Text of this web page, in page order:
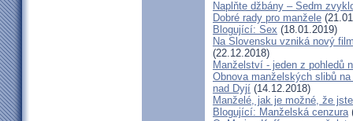
Naplňte džbány – Sedm
Dobré rady pro manžele
Blogující: Sex (18.01.2019)
Na Slovensku vzniká nový
(22.12.2018)
Manželství - jeden z pohledů
Obnova manželských slibů
nad Dyjí (14.12.2018)
Manželé, jak je možné, že
Blogující: Manželská cenzura